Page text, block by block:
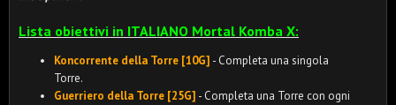
Lista obiettivi in ITALIANO Mortal Komba X:
Koncorrente della Torre [10G] - Completa una singola
Torre.
Guerriero della Torre [25G] - Completa una Torre con ogni